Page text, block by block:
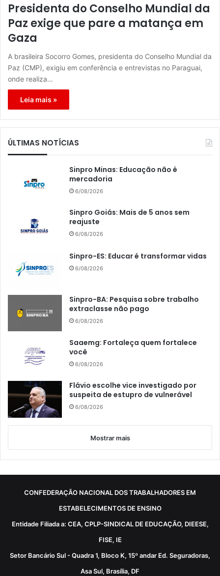
Presidenta do Conselho Mundial da
Paz exige que pare a matança em
Gaza
A brasileira Socorro Gomes, presidenta do Conselho Mundial da
Paz (CMP), exigiu em conferência e entrevistas no Paraguai,
onde realiza…
Leia mais »
ÚLTIMAS NOTÍCIAS
Sinpro Minas: Educação não é
mercadoria
6/08/2026
Sinpro Goiás: Mais de 5 anos sem
reajuste
6/08/2026
Sinpro-ES: Educar é transformar vidas
6/08/2026
Sinpro-BA: Pesquisa sobre trabalho
extraclasse não pago
6/08/2026
Saaemg: Fortaleça quem fortalece
você
6/08/2026
Flávio escolhe vice investigado por
suspeita de estupro de vulnerável
6/08/2026
Mostrar mais
CONFEDERAÇÃO NACIONAL DOS TRABALHADORES EM
ESTABELECIMENTOS DE ENSINO
Entidade Filiada a: CEA, CPLP-SINDICAL DE EDUCAÇÃO, DIEESE,
FISE, IE
Setor Bancário Sul - Quadra 1, Bloco K, 15º andar Ed. Seguradoras,
Asa Sul, Brasília, DF